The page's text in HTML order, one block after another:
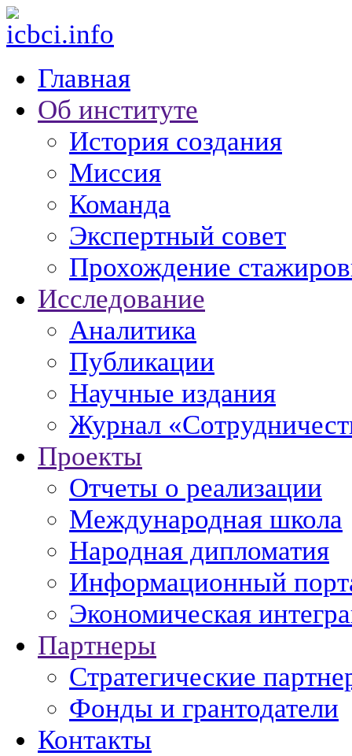
Главная
Об институте
История создания
Миссия
Команда
Экспертный совет
Прохождение
Исследование
Аналитика
Публикации
Научные издания
Журнал
Проекты
Отчеты о реализации
Международная школа
Народная дипломатия
Информационный
Экономическая
Партнеры
Стратегические
Фонды и грантодатели
Контакты